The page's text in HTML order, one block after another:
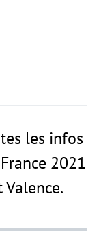
les infos
2021